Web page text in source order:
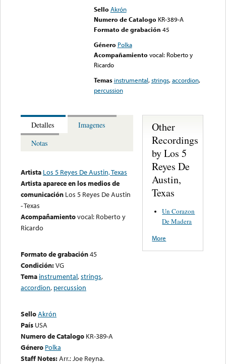
Sello Akrón
Numero de Catalogo KR-389-A
Formato de grabación 45
Género Polka
Acompañamiento vocal: Roberto y
Ricardo
Temas instrumental,strings,accordion,
percussion
Detalles
Imagenes
Notas
Artista Los 5 Reyes De Austin, Texas
Artista aparece en los medios de
comunicación Los 5 Reyes De Austin
- Texas
Acompañamientovocal: Roberto y
Ricardo
Formato de grabación45
Condición:VG
Tema instrumental,strings,
accordion, percussion
SelloAkrón
País USA
Numero de Catalogo KR-389-A
Género Polka
Staff Notes:Arr.: Joe Reyna.
Other
Recordings
by Los 5
Reyes De
Austin,
Texas
Un Corazon
De Madera
More